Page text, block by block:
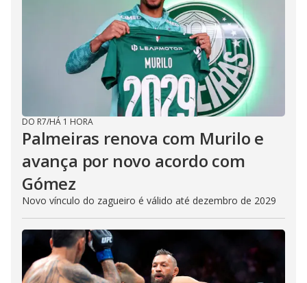
DO R7/HÁ 1 HORA
Palmeiras renova com Murilo e
avança por novo acordo com
Gómez
Novo vínculo do zagueiro é válido até dezembro de 2029